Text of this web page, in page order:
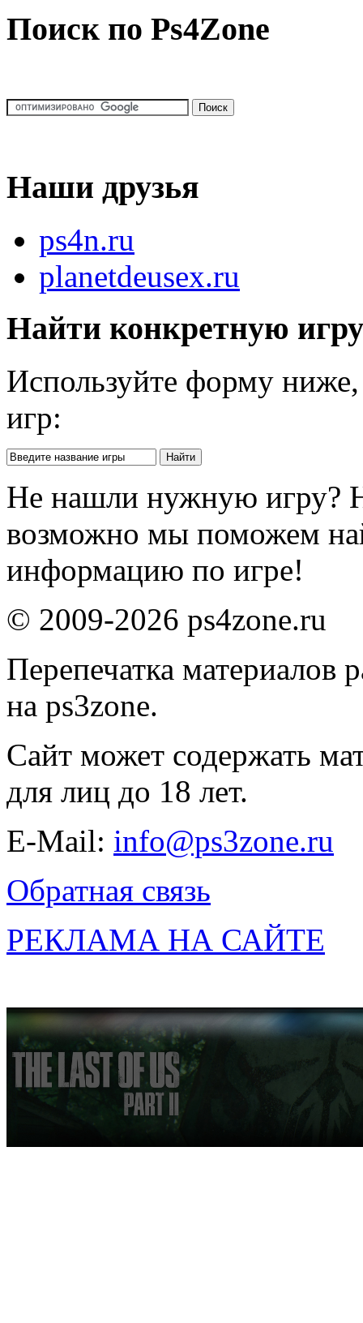
Поиск по Ps4Zone
Наши друзья
ps4n.ru
planetdeusex.ru
Найти конкретную
Используйте форму
игр:
Не нашли нужную игру?
возможно мы поможем
информацию по игре!
© 2009-2026 ps4zone.ru
Перепечатка материалов
на ps3zone.
Сайт может содержать
для лиц до 18 лет.
E-Mail: info@ps3zone.ru
Обратная связь
РЕКЛАМА НА САЙТЕ